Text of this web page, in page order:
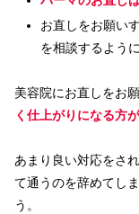
お直しをお願い
を相談するよう
美容院にお直しをお
く仕上がりになる方
あまり良い対応をさ
て通うのを辞めてし
う。